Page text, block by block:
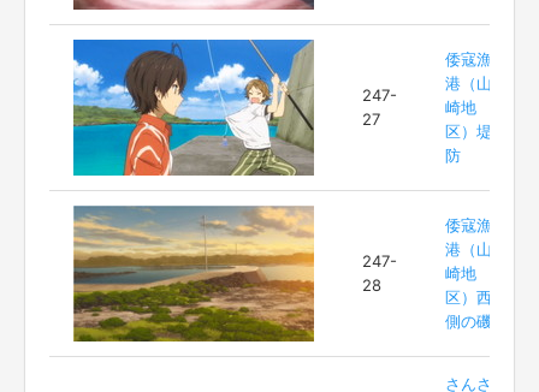
247-
27
倭寇漁
港（山
崎地
区）堤
防
247-
28
倭寇漁
港（山
崎地
区）西
側の磯
さんさ